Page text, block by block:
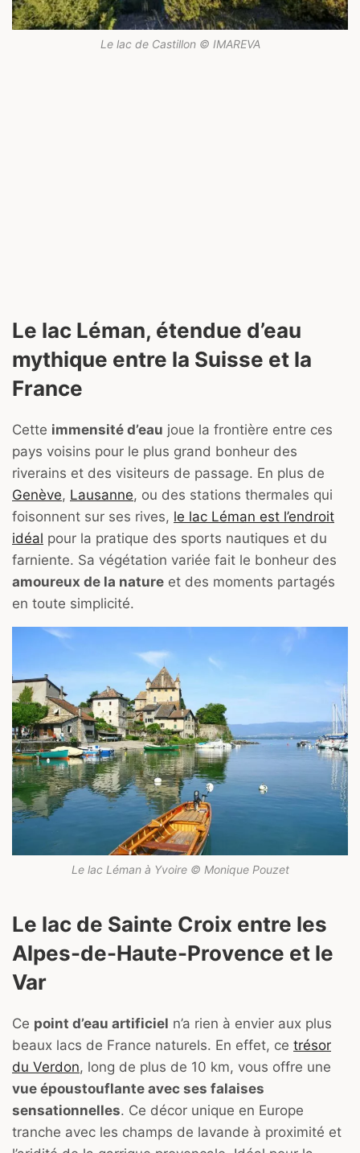
Le lac de Castillon © IMAREVA
Le lac Léman, étendue d’eau
mythique entre la Suisse et la
France
Cette immensité d’eau joue la frontière entre ces
pays voisins pour le plus grand bonheur des
riverains et des visiteurs de passage. En plus de
Genève, Lausanne, ou des stations thermales qui
foisonnent sur ses rives, le lac Léman est l’endroit
idéal pour la pratique des sports nautiques et du
farniente. Sa végétation variée fait le bonheur des
amoureux de la nature et des moments partagés
en toute simplicité.
Le lac Léman à Yvoire © Monique Pouzet
Le lac de Sainte Croix entre les
Alpes-de-Haute-Provence et le
Var
Ce point d’eau artificiel n’a rien à envier aux plus
beaux lacs de France naturels. En effet, ce trésor
du Verdon, long de plus de 10 km, vous offre une
vue époustouflante avec ses falaises
sensationnelles. Ce décor unique en Europe
tranche avec les champs de lavande à proximité et